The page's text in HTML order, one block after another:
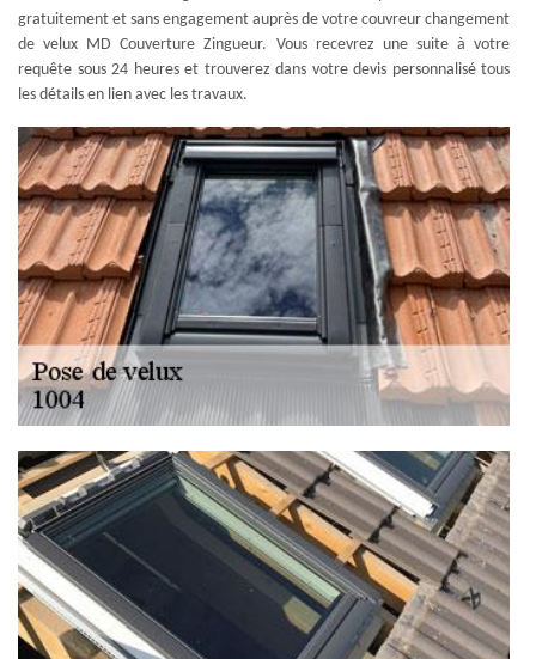
gratuitement et sans engagement auprès de votre couvreur changement
de velux MD Couverture Zingueur. Vous recevrez une suite à votre
requête sous 24 heures et trouverez dans votre devis personnalisé tous
les détails en lien avec les travaux.